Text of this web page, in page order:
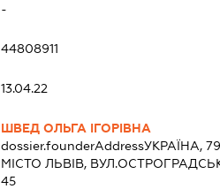
-
44808911
13.04.22
ШВЕД ОЛЬГА ІГОРІВНА
dossier.founderAddressУКРАЇНА,
МІСТО ЛЬВІВ,
45